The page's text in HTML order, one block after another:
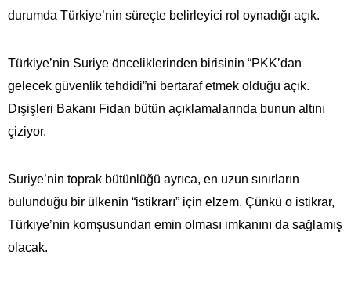
durumda Türkiye’nin süreçte belirleyici rol oynadığı açık.
Türkiye’nin Suriye önceliklerinden birisinin “PKK’dan
gelecek güvenlik tehdidi”ni bertaraf etmek olduğu açık.
Dışişleri Bakanı Fidan bütün açıklamalarında bunun altını
çiziyor.
Suriye’nin toprak bütünlüğü ayrıca, en uzun sınırların
bulunduğu bir ülkenin “istikrarı” için elzem. Çünkü o istikrar,
Türkiye’nin komşusundan emin olması imkanını da sağlamış
olacak.